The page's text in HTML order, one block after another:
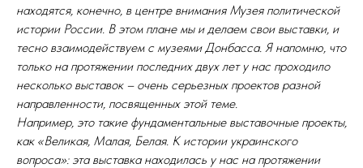
находятся, конечно, в центре внимания Музея политической
истории России. В этом плане мы и делаем свои выставки, и
тесно взаимодействуем с музеями Донбасса. Я напомню, что
только на протяжении последних двух лет у нас проходило
несколько выставок – очень серьезных проектов разной
направленности, посвященных этой теме.
Например, это такие фундаментальные выставочные проекты,
как «Великая, Малая, Белая. К истории украинского
вопроса»: эта выставка находилась у нас на протяжении